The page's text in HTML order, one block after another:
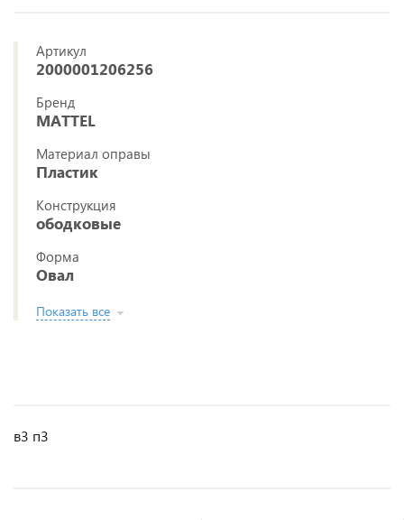
Артикул
2000001206256
Бренд
MATTEL
Материал оправы
Пластик
Конструкция
ободковые
Форма
Овал
Показать все
в3 п3